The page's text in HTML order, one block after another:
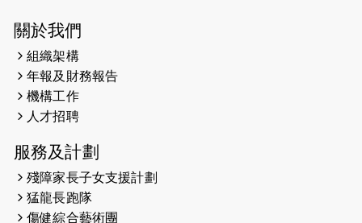
2026-05-28
2026-05-22
2026-05-21
2026-05-14
（19:00開始）
2026-05-07
關於我們
組織架構
年報及財務報告
機構工作
人才招聘
服務及計劃
殘障家長子女支援計劃
猛龍長跑隊
傷健綜合藝術團